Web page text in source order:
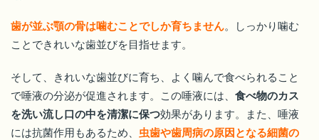
歯が並ぶ顎の骨は噛むことでしか育ちません。しっかり噛む
ことできれいな歯並びを目指せます。
そして、きれいな歯並びに育ち、よく噛んで食べられること
で唾液の分泌が促進されます。この唾液には、 食べ物のカス
を洗い流し口の中を清潔に保つ効果があります。また、唾液
には抗菌作用もあるため、 虫歯や歯周病の原因となる細菌の